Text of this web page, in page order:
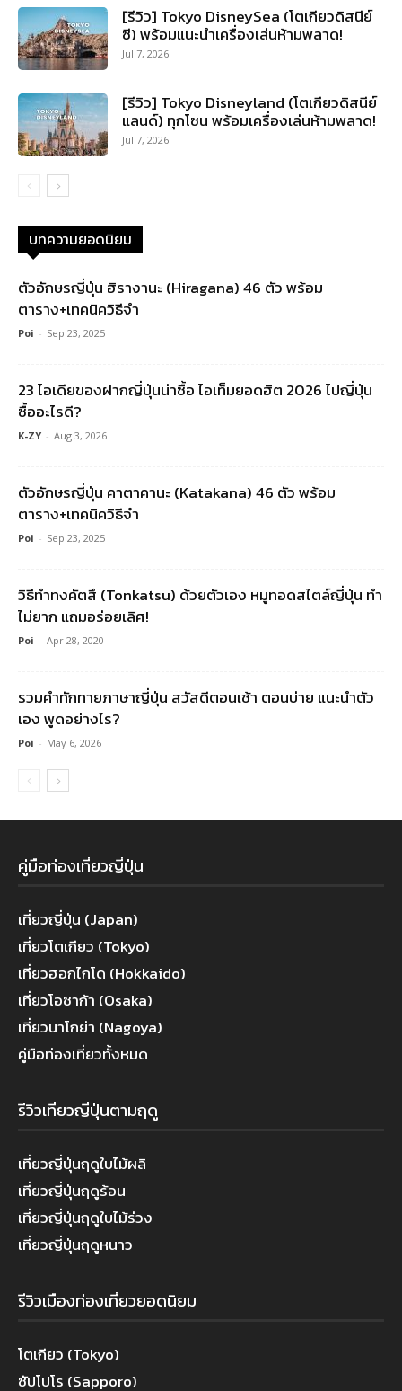
[รีวิว] Tokyo DisneySea (โตเกียวดิสนีย์
ซี) พร้อมแนะนำเครื่องเล่นห้ามพลาด!
Jul 7, 2026
[รีวิว] Tokyo Disneyland (โตเกียวดิสนีย์
แลนด์) ทุกโซน พร้อมเครื่องเล่นห้ามพลาด!
Jul 7, 2026
บทความยอดนิยม
ตัวอักษรญี่ปุ่น ฮิรางานะ (Hiragana) 46 ตัว พร้อม
ตาราง+เทคนิควิธีจำ
Poi - Sep 23, 2025
23 ไอเดียของฝากญี่ปุ่นน่าซื้อ ไอเท็มยอดฮิต 2026 ไปญี่ปุ่น
ซื้ออะไรดี?
K-ZY - Aug 3, 2026
ตัวอักษรญี่ปุ่น คาตาคานะ (Katakana) 46 ตัว พร้อม
ตาราง+เทคนิควิธีจำ
Poi - Sep 23, 2025
วิธีทำทงคัตสึ (Tonkatsu) ด้วยตัวเอง หมูทอดสไตล์ญี่ปุ่น ทำ
ไม่ยาก แถมอร่อยเลิศ!
Poi - Apr 28, 2020
รวมคําทักทายภาษาญี่ปุ่น สวัสดีตอนเช้า ตอนบ่าย แนะนำตัว
เอง พูดอย่างไร?
Poi - May 6, 2026
คู่มือท่องเที่ยวญี่ปุ่น
เที่ยวญี่ปุ่น (Japan)
เที่ยวโตเกียว (Tokyo)
เที่ยวฮอกไกโด (Hokkaido)
เที่ยวโอซาก้า (Osaka)
เที่ยวนาโกย่า (Nagoya)
คู่มือท่องเที่ยวทั้งหมด
รีวิวเที่ยวญี่ปุ่นตามฤดู
เที่ยวญี่ปุ่นฤดูใบไม้ผลิ
เที่ยวญี่ปุ่นฤดูร้อน
เที่ยวญี่ปุ่นฤดูใบไม้ร่วง
เที่ยวญี่ปุ่นฤดูหนาว
รีวิวเมืองท่องเที่ยวยอดนิยม
โตเกียว (Tokyo)
ซัปโปโร (Sapporo)